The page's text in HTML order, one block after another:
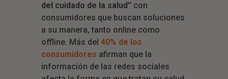
del cuidado de la salud” con
consumidores que buscan soluciones
a su manera, tanto online como
offline. Más del 40% de los
consumidores afirman que la
información de las redes sociales